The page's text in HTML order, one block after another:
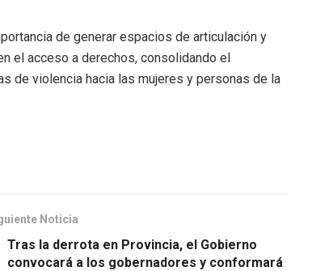
de generar espacios de articulación y
el acceso a derechos, consolidando el
de violencia hacia las mujeres y personas de la
Noticia
Tras la derrota en Provincia, el Gobierno
convocará a los gobernadores y conformará